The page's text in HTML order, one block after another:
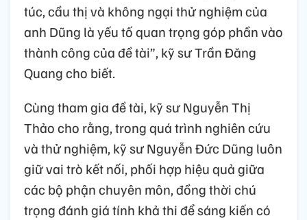
túc, cầu thị và không ngại thử nghiệm của
anh Dũng là yếu tố quan trọng góp phần vào
thành công của đề tài”, kỹ sư Trần Đăng
Quang cho biết.
Cùng tham gia đề tài, kỹ sư Nguyễn Thị
Thảo cho rằng, trong quá trình nghiên cứu
và thử nghiệm, kỹ sư Nguyễn Đức Dũng luôn
giữ vai trò kết nối, phối hợp hiệu quả giữa
các bộ phận chuyên môn, đồng thời chú
trọng đánh giá tính khả thi để sáng kiến có